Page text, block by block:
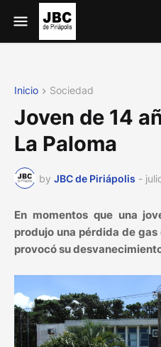
Inicio Sociedad
Joven de 14
La Paloma
by JBC de Piriápolis -
En momentos que una
produjo una pérdida de
provocó su